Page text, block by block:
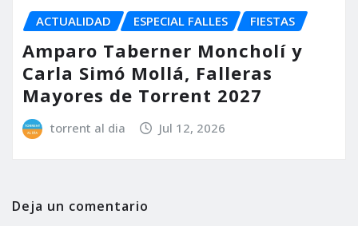
ACTUALIDAD ESPECIAL FALLES FIESTAS
Amparo Taberner Moncholí y
Carla Simó Mollá, Falleras
Mayores de Torrent 2027
torrent al dia Jul 12, 2026
Deja un comentario